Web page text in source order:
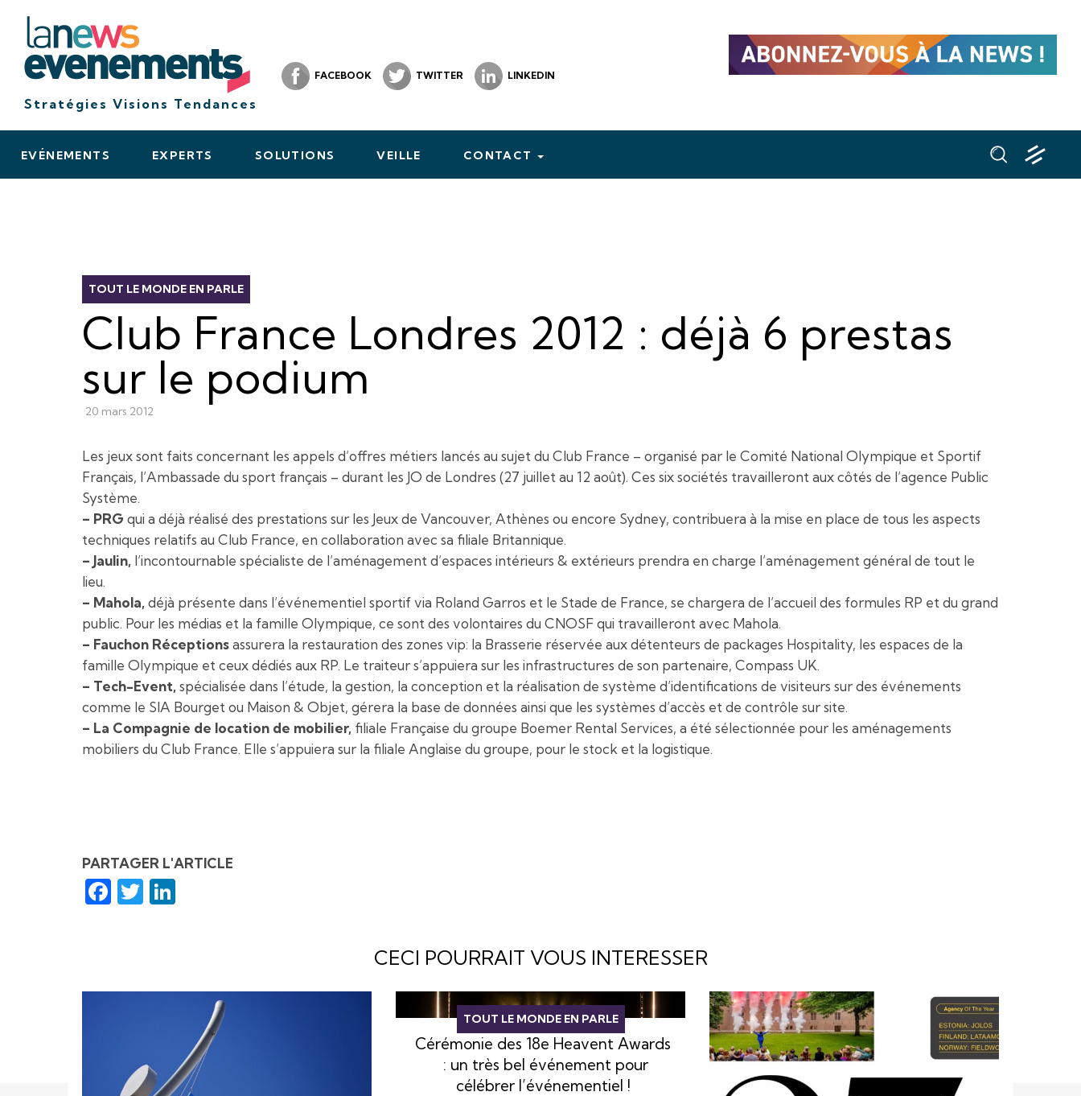
Stratégies Visions Tendances
FACEBOOK TWITTER LINKEDIN
EVÉNEMENTS EXPERTS SOLUTIONS VEILLE CONTACT
TOUT LE MONDE EN PARLE
Club France Londres 2012 : déjà 6 prestas
sur le podium
20 mars 2012
Les jeux sont faits concernant les appels d’offres métiers lancés au sujet du Club France – organisé par le Comité National Olympique et Sportif
Français, l’Ambassade du sport français – durant les JO de Londres (27 juillet au 12 août). Ces six sociétés travailleront aux côtés de l’agence Public
Système.
– PRG qui a déjà réalisé des prestations sur les Jeux de Vancouver, Athènes ou encore Sydney, contribuera à la mise en place de tous les aspects
techniques relatifs au Club France, en collaboration avec sa filiale Britannique.
– Jaulin, l’incontournable spécialiste de l’aménagement d’espaces intérieurs & extérieurs prendra en charge l’aménagement général de tout le
lieu.
– Mahola, déjà présente dans l’événementiel sportif via Roland Garros et le Stade de France, se chargera de l’accueil des formules RP et du grand
public. Pour les médias et la famille Olympique, ce sont des volontaires du CNOSF qui travailleront avec Mahola.
– Fauchon Réceptionsassurera la restauration des zones vip: la Brasserie réservée aux détenteurs de packages Hospitality, les espaces de la
famille Olympique et ceux dédiés aux RP. Le traiteur s’appuiera sur les infrastructures de son partenaire, Compass UK.
– Tech-Event, spécialisée dans l’étude, la gestion, la conception et la réalisation de système d’identifications de visiteurs sur des événements
comme le SIA Bourget ou Maison & Objet, gérera la base de données ainsi que les systèmes d’accès et de contrôle sur site.
– La Compagnie de location de mobilier, filiale Française du groupe Boemer Rental Services, a été sélectionnée pour les aménagements
mobiliers du Club France. Elle s’appuiera sur la filiale Anglaise du groupe, pour le stock et la logistique.
PARTAGER L'ARTICLE
Facebook
Twitter
CECI POURRAIT VOUS INTERESSER
TOUT LE MONDE EN PARLE
Cérémonie des 18e Heavent Awards
: un très bel événement pour
célébrer l’événementiel !